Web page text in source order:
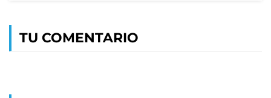
TU COMENTARIO